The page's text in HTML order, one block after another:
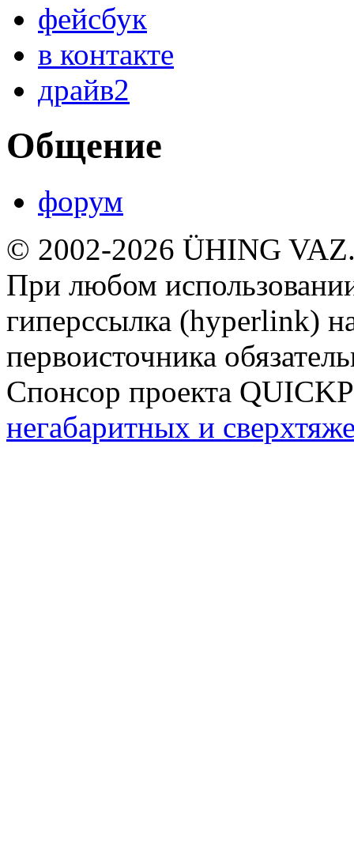
фейсбук
в контакте
драйв2
Общение
форум
© 2002-2026 ÜHING
При любом
гиперссылка (hyperlink)
первоисточника
Спонсор проекта
негабаритных и